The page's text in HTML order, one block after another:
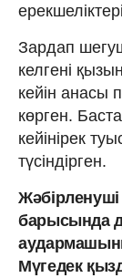
Зардап
келгені
кейін анасы
көрген.
кейінірек
түсіндірген.
Жәбірленуші
барысында
Мүгедек